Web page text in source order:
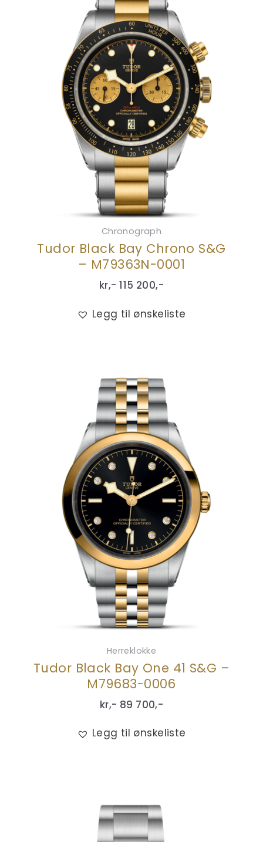
Chronograph
Tudor Black Bay Chrono S&G
– M79363N-0001
kr,- 115 200,-
Legg til ønskeliste
Herreklokke
Tudor Black Bay One 41 S&G –
M79683-0006
kr,- 89 700,-
Legg til ønskeliste